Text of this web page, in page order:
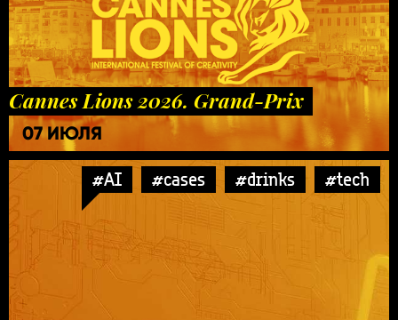
Cannes Lions 2026. Grand-Prix
07 ИЮЛЯ
#AI #cases #drinks #tech